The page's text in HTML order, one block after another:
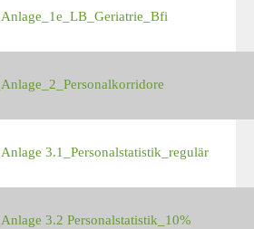
Anlage_1e_LB_Geriatrie_Bfi
Anlage_2_Personalkorridore
Anlage 3.1_Personalstatistik_regulär
Anlage 3.2 Personalstatistik_10%